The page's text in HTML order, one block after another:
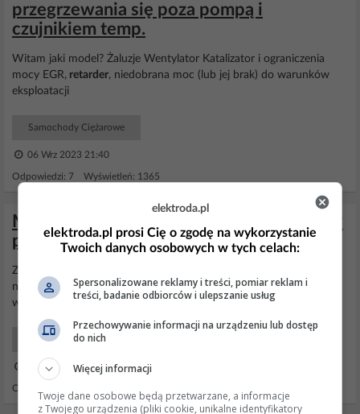
przegrzewania się poza pompą i
czujnikiem temp.
Witam jaki model? Żaluzje Wentylator Katalizator i ograniczenia
mocy EGR, retarder, niedobrana moc (lub jej brak) do warunków
eksploatacji
Samochody Ciężarowe
06 Wrz 2023 21:40
Odpowiedzi: 7 Wyświetleń: 1365
Mercedes Actros mp3 1844 - Utrata mocy
przy odgłosie robura
Z odgłosem robura kojarzy mi się tylko "retarder", sprawdzałeś czy
nie uruchamia się samoczynnie? np częściowo tylko, jednak
wystarczająco żeby był spadek mocy?
Samochody Ciężarowe
05 Mar 2020 17:38
Odpowiedzi: 11 Wyświetleń: 5070
elektroda.pl
elektroda.pl prosi Cię o zgodę na wykorzystanie
Twoich danych osobowych w tych celach:
Spersonalizowane reklamy i treści, pomiar reklam i
treści, badanie odbiorców i ulepszanie usług
Przechowywanie informacji na urządzeniu lub dostęp
do nich
Więcej informacji
Twoje dane osobowe będą przetwarzane, a informacje
z Twojego urządzenia (pliki cookie, unikalne identyfikatory